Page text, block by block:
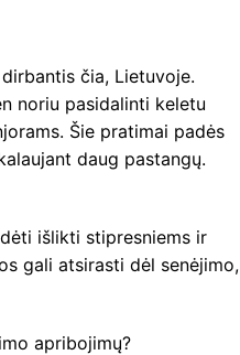
čia, Lietuvoje.
noriu pasidalinti keletu
Šie pratimai padės
daug pastangų.
išlikti stipresniems ir
gali atsirasti dėl senėjimo,
apribojimų?